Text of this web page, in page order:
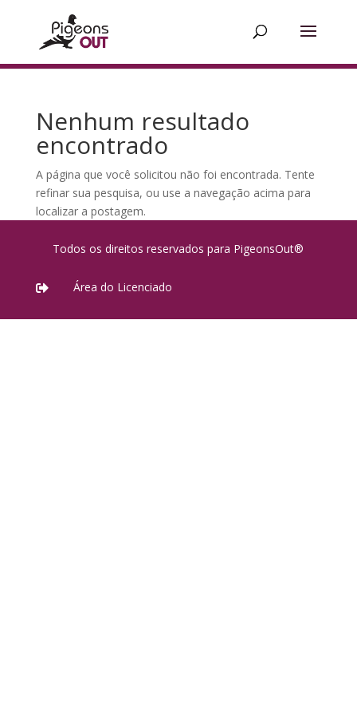
Nenhum resultado
encontrado
A página que você solicitou não foi encontrada. Tente
refinar sua pesquisa, ou use a navegação acima para
localizar a postagem.
Todos os direitos reservados para PigeonsOut®
 Área do Licenciado